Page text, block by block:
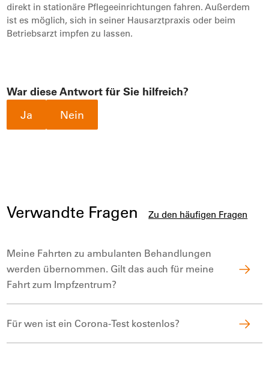
direkt in stationäre Pflegeeinrichtungen fahren. Außerdem
ist es möglich, sich in seiner Hausarztpraxis oder beim
Betriebsarzt impfen zu lassen.
War diese Antwort für Sie hilfreich?
Ja
Nein
Verwandte Fragen Zu den häufigen Fragen
Meine Fahrten zu ambulanten Behandlungen
werden übernommen. Gilt das auch für meine
Fahrt zum Impfzentrum?
Für wen ist ein Corona-Test kostenlos?